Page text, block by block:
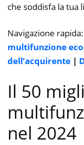
che soddisfa la tua
Navigazione rapida:
multifunzione
dell’acquirente |
Il 50
nel 2024